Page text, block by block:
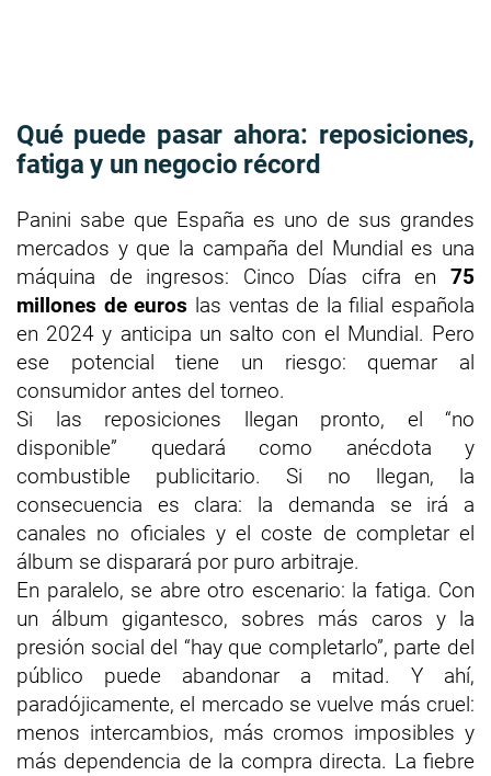
Qué puede pasar ahora: reposiciones,
fatiga y un negocio récord
Panini sabe que España es uno de sus grandes
mercados y que la campaña del Mundial es una
máquina de ingresos: Cinco Días cifra en 75
millones de euros las ventas de la filial española
en 2024 y anticipa un salto con el Mundial. Pero
ese potencial tiene un riesgo: quemar al
consumidor antes del torneo.
Si las reposiciones llegan pronto, el “no
disponible” quedará como anécdota y
combustible publicitario. Si no llegan, la
consecuencia es clara: la demanda se irá a
canales no oficiales y el coste de completar el
álbum se disparará por puro arbitraje.
En paralelo, se abre otro escenario: la fatiga. Con
un álbum gigantesco, sobres más caros y la
presión social del “hay que completarlo”, parte del
público puede abandonar a mitad. Y ahí,
paradójicamente, el mercado se vuelve más cruel:
menos intercambios, más cromos imposibles y
más dependencia de la compra directa. La fiebre